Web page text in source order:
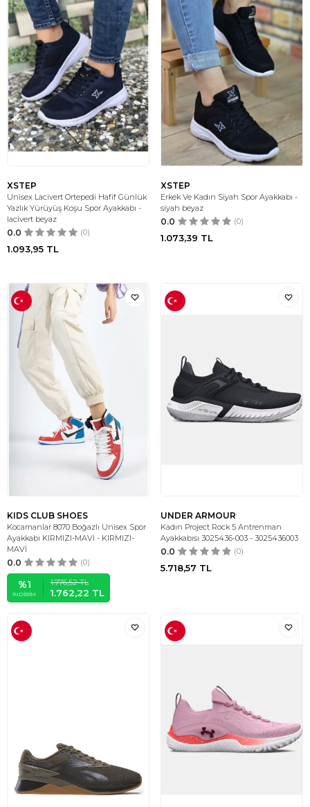
XSTEP
Unisex Lacivert Ortepedi Hafif Günlük
Yazlık Yürüyüş Koşu Spor Ayakkabı -
lacivert beyaz
0.0 (0)
1.093,95 TL
XSTEP
Erkek Ve Kadın Siyah Spor Ayakkabı -
siyah beyaz
0.0 (0)
1.073,39 TL
KIDS CLUB SHOES
Kocamanlar 8070 Boğazlı Unisex Spor
Ayakkabı KIRMIZI-MAVİ - KIRMIZI-
MAVİ
0.0 (0)
%1
İNDIRIM
1.776,52TL
1.762,22 TL
UNDER ARMOUR
Kadın Project Rock 5 Antrenman
Ayakkabısı 3025436-003 - 3025436003
0.0 (0)
5.718,57 TL